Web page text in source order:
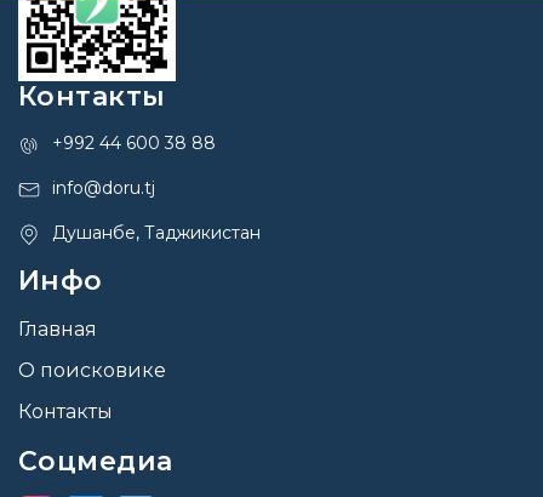
Контакты
+992 44 600 38 88
info@doru.tj
Душанбе, Таджикистан
Инфо
Главная
О поисковике
Контакты
Соцмедиа